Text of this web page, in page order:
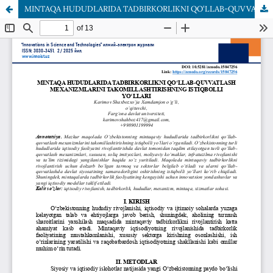
MINTAQA HUDUDLARIDA TADBIRKORLIKNI QO‘LLAB-QUVVATLASH MEXANIZMLARINI TAKOMILLASHTIRISHNING ISTIQBOLLI YO‘LLARI